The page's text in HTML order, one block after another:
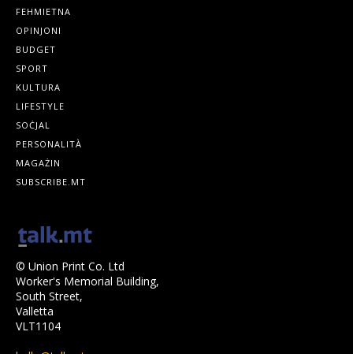
FEHMIETNA
OPINJONI
BUDGET
SPORT
KULTURA
LIFESTYLE
SOĊJAL
PERSONALITÀ
MAGAŻIN
SUBSCRIBE.MT
© Union Print Co. Ltd
Worker's Memorial Building,
South Street,
Valletta
VLT1104